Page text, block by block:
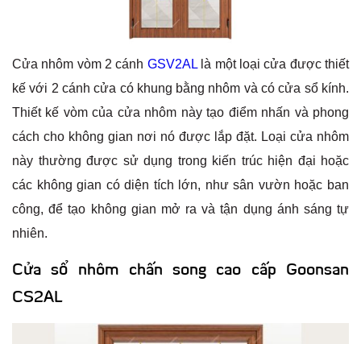
Cửa nhôm vòm 2 cánh GSV2ALlà một loại cửa được thiết
kế với 2 cánh cửa có khung bằng nhôm và có cửa sổ kính.
Thiết kế vòm của cửa nhôm này tạo điểm nhấn và phong
cách cho không gian nơi nó được lắp đặt. Loại cửa nhôm
này thường được sử dụng trong kiến trúc hiện đại hoặc
các không gian có diện tích lớn, như sân vườn hoặc ban
công, để tạo không gian mở ra và tận dụng ánh sáng tự
nhiên.
Cửa sổ nhôm chấn song cao cấp Goonsan
CS2AL